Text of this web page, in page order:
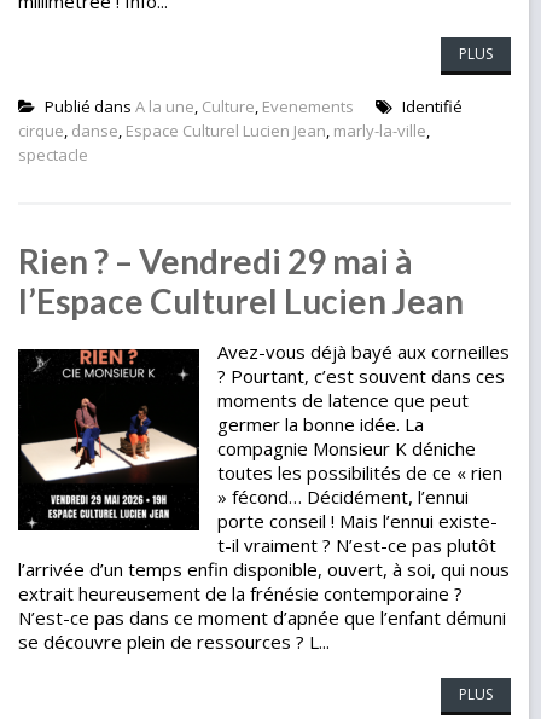
PLUS
Publié dans A la une, Culture, Evenements
Identifié
cirque, danse, Espace Culturel Lucien Jean, marly-la-ville,
spectacle
Rien ? – Vendredi 29 mai à
l’Espace Culturel Lucien Jean
Avez-vous déjà bayé aux corneilles
? Pourtant, c’est souvent dans ces
moments de latence que peut
germer la bonne idée. La
compagnie Monsieur K déniche
toutes les possibilités de ce « rien
» fécond… Décidément, l’ennui
porte conseil ! Mais l’ennui existe-
t-il vraiment ? N’est-ce pas plutôt
l’arrivée d’un temps enfin disponible, ouvert, à soi, qui nous
extrait heureusement de la frénésie contemporaine ?
N’est-ce pas dans ce moment d’apnée que l’enfant démuni
se découvre plein de ressources ? L...
PLUS